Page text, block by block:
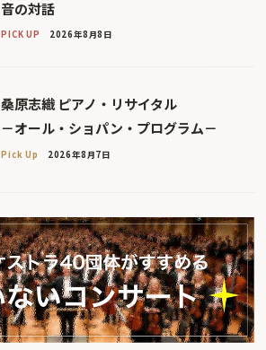
音の対話
PICK UP 2026年8月8日
桑原志織 ピアノ・リサイタル
－オール・ショパン・プログラム－
Pick Up 2026年8月7日